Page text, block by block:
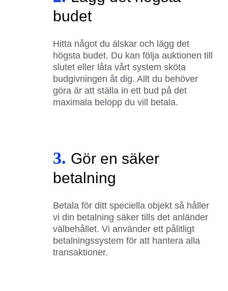
budet
Hitta något du älskar och lägg det
högsta budet. Du kan följa auktionen till
slutet eller låta vårt system sköta
budgivningen åt dig. Allt du behöver
göra är att ställa in ett bud på det
maximala belopp du vill betala.
3. Gör en säker
betalning
Betala för ditt speciella objekt så håller
vi din betalning säker tills det anländer
välbehållet. Vi använder ett pålitligt
betalningssystem för att hantera alla
transaktioner.